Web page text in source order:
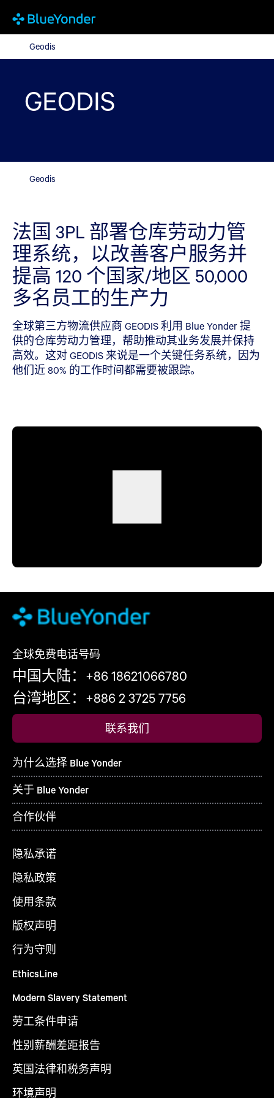
Geodis
GEODIS
Geodis
法国 3PL 部署仓库劳动力管
理系统，以改善客户服务并
提高 120 个国家/地区 50,000
多名员工的生产力
全球第三方物流供应商 GEODIS 利用 Blue Yonder 提
供的仓库劳动力管理，帮助推动其业务发展并保持
高效。这对 GEODIS 来说是一个关键任务系统，因为
他们近 80% 的工作时间都需要被跟踪。
全球免费电话号码
中国大陆：+86 18621066780
台湾地区：+886 2 3725 7756
联系我们
为什么选择 Blue Yonder
关于 Blue Yonder
合作伙伴
隐私承诺
隐私政策
使用条款
版权声明
行为守则
EthicsLine
Modern Slavery Statement
劳工条件申请
性别薪酬差距报告
英国法律和税务声明
环境声明